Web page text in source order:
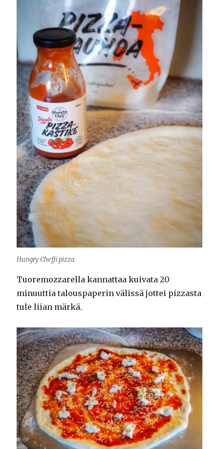
Hungry Cheffi pizza
Tuoremozzarella kannattaa kuivata 20
minuuttia talouspaperin välissä jottei pizzasta
tule liian märkä.